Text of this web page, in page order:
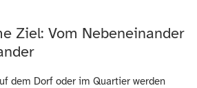
Ziel: Vom Nebeneinander
dem Dorf oder im Quartier werden